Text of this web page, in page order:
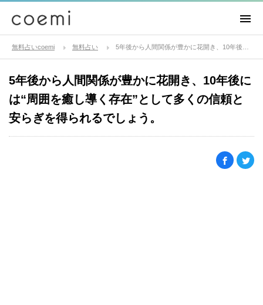
無料占いcoemi 無料占い
5年後から人間関係が豊かに花開き、10年後に
は“周囲を癒し導く存在”として多くの信頼と
安らぎを得られるでしょう。